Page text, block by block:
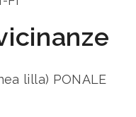
lilla) PONALE